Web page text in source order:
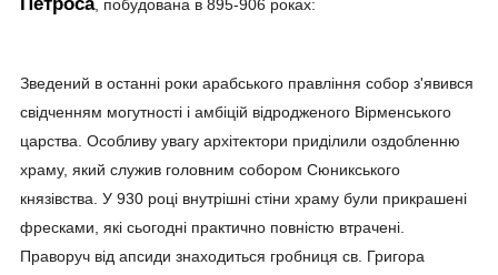
Петроса, побудована в 895-906 роках:
Зведений в останні роки арабського правління собор з'явився
свідченням могутності і амбіцій відродженого Вірменського
царства. Особливу увагу архітектори приділили оздобленню
храму, який служив головним собором Сюникського
князівства. У 930 році внутрішні стіни храму були прикрашені
фресками, які сьогодні практично повністю втрачені.
Праворуч від апсиди знаходиться гробниця св. Григора